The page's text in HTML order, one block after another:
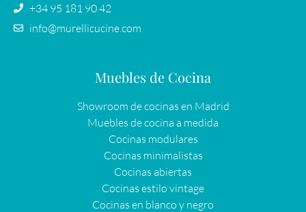
+34 95 181 90 42
info@murellicucine.com
Muebles de Cocina
Showroom de cocinas en Madrid
Muebles de cocina a medida
Cocinas modulares
Cocinas minimalistas
Cocinas abiertas
Cocinas estilo vintage
Cocinas en blanco y negro